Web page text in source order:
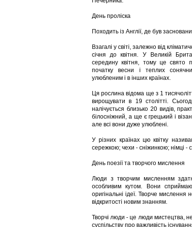
День проліска
Походить із Англії, де був
Взагалі у світі, залежно від
січня до квітня. У Великій
середину квітня, тому це свято
початку весни і теплих
улюбленим і в інших країнах.
Ця рослина відома ще з 1
вирощувати в 19 столітті.
налічується близько 20 видів,
білосніжний, а ще є грецький і
але всі вони дуже улюблені.
У різних країнах цю квітку
сережкою; чехи - сніжинкою; німці -
День поезії та творчого мислення
Люди з творчим мисленням
особливим кутом. Вони
оригінальні ідеї. Творче мислення
відкритості новим знанням.
Творчі люди - це люди мистецтва,
суспільству про важливість